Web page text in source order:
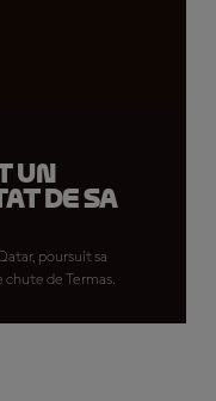
un
de sa
poursuit sa
de Termas.